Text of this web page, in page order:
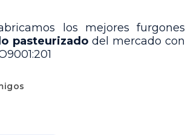
los mejores furgones
pasteurizadodel mercado con